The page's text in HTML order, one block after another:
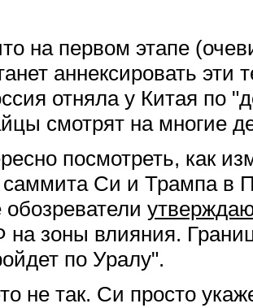
на первом этапе
аннексировать эти
отняла у Китая по
смотрят на многие
посмотреть, как
саммита Си и Трампа в
обозреватели
на зоны влияния.
по Уралу".
не так. Си просто